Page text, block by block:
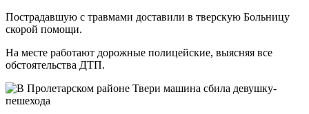
Пострадавшую с травмами доставили в тверскую Больницу
скорой помощи.
На месте работают дорожные полицейские, выясняя все
обстоятельства ДТП.